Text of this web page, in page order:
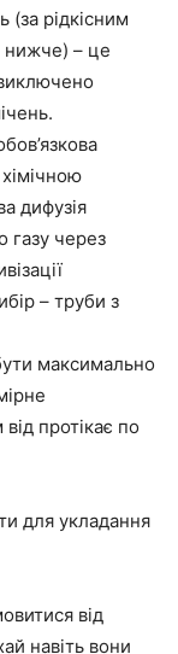
(за рідкісним
нижче) – це
дифузія
газу через
– труби з
максимально
протікає по
для укладання
від
навіть вони